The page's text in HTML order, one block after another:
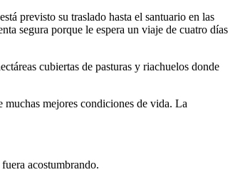
previsto su traslado hasta el santuario en las
segura porque le espera un viaje de cuatro días
cubiertas de pasturas y riachuelos donde
muchas mejores condiciones de vida. La
acostumbrando.